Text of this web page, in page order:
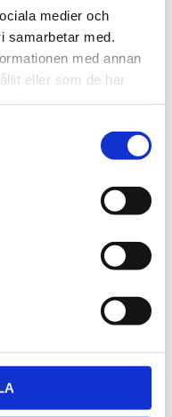
medier och
samarbetar med.
med annan
eller som de har